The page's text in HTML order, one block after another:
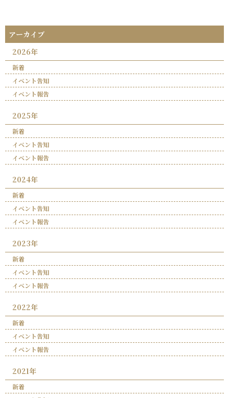
アーカイブ
2026年
新着
イベント告知
イベント報告
2025年
新着
イベント告知
イベント報告
2024年
新着
イベント告知
イベント報告
2023年
新着
イベント告知
イベント報告
2022年
新着
イベント告知
イベント報告
2021年
新着